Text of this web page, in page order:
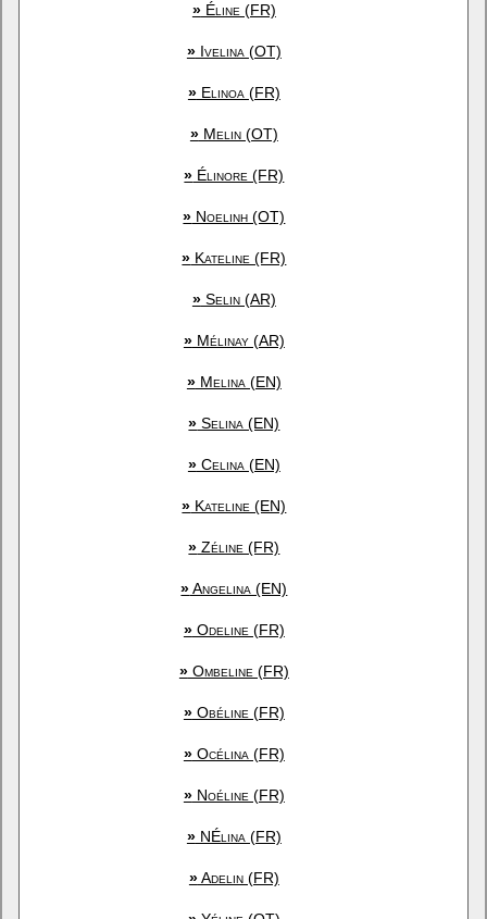
»Éline (FR)
»Ivelina (OT)
»Elinoa (FR)
»Melin (OT)
» Élinore (FR)
» Noelinh (OT)
» Kateline (FR)
»Selin (AR)
»Mélinay (AR)
»Melina (EN)
» Selina (EN)
»Celina (EN)
» Kateline (EN)
» Zéline (FR)
»Angelina (EN)
»Odeline (FR)
»Ombeline (FR)
»Obéline (FR)
»Océlina (FR)
»Noéline (FR)
»NÉlina (FR)
»Adelin (FR)